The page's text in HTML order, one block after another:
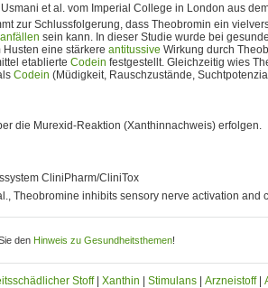
et al. vom Imperial College in London aus
zur Schlussfolgerung, dass Theobromin ein
sein kann. In dieser Studie wurde bei
eine stärkere antitussive Wirkung durch
etablierte Codein festgestellt. Gleichzeitig wies
Codein (Müdigkeit, Rauschzustände,
die Murexid-Reaktion (Xanthinnachweis) erfolgen.
CliniPharm/CliniTox
Theobromine inhibits sensory nerve activation and
den Hinweis zu Gesundheitsthemen!
Stoff| Xanthin Stimulans Arzneistoff|